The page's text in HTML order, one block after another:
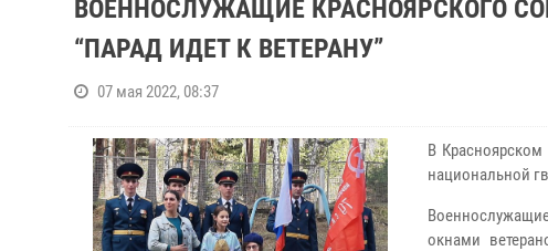
ВОЕННОСЛУЖАЩИЕ КРАСНОЯРСКОГО
“ПАРАД ИДЕТ К ВЕТЕРАНУ”
07 мая 2022, 08:37
В
национальной
окнами